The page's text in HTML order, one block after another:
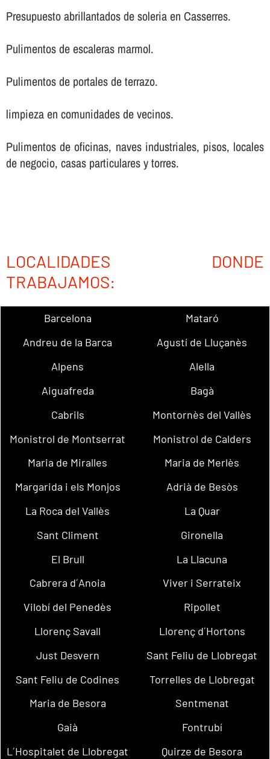
Presupuesto abrillantados de soleria en Casserres.
Pulimentos de escaleras marmol.
Pulimentos de portales de terrazo.
limpieza en comunidades de vecinos.
Pulimentos de oficinas, naves industriales, pisos, locales
de negocio, casas particulares y torres.
LOCALIDADES DONDE
TRABAJAMOS:
Barcelona
Mataró
Andreu de la Barca
Agustí de Lluçanès
Alpens
Alella
Aiguafreda
Bagà
Cabrils
Montornès del Vallès
Monistrol de Montserrat
Monistrol de Calders
Maria de Miralles
Maria de Merlès
Margarida i els Monjos
Adrià de Besòs
La Roca del Vallès
La Quar
Sant Climent
Gironella
El Brull
La Llacuna
Cabrera d´Anoia
Viver i Serrateix
Vilobí del Penedès
Ripollet
Llorenç Savall
Llorenç d´Hortons
Just Desvern
Sant Feliu de Llobregat
Sant Feliu de Codines
Torrelles de Llobregat
Maria de Besora
Sentmenat
Gaià
Fontrubí
L´Hospitalet de Llobregat
Quirze de Besora